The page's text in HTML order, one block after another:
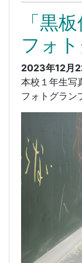
「黒
フォ
2023年12月
本校１年生写
フォトグラン